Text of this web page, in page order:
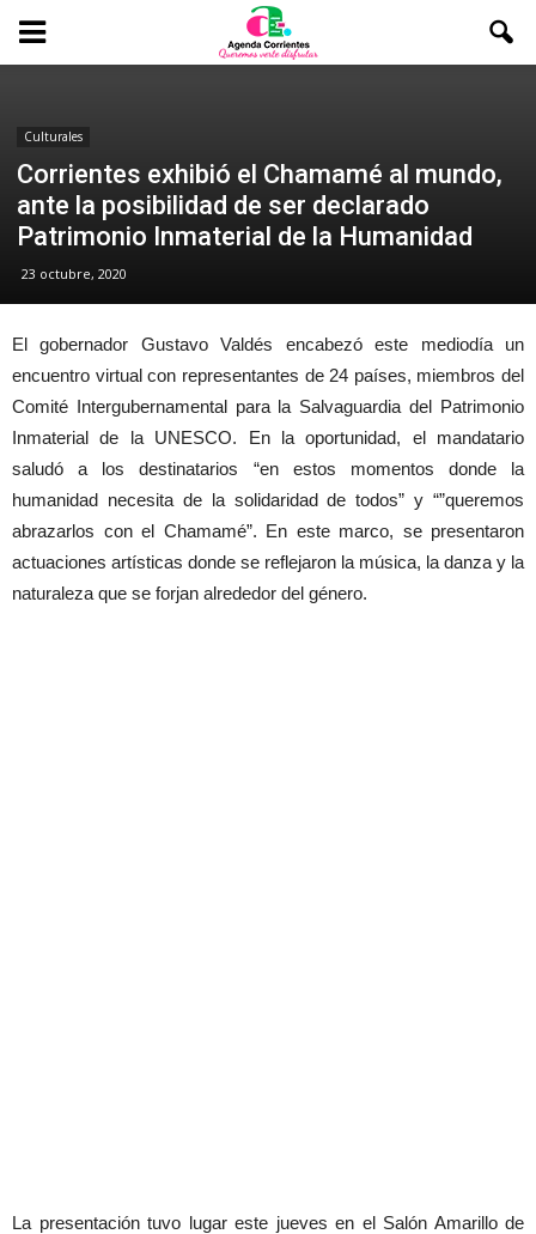
Culturales
Corrientes exhibió el Chamamé al mundo,
ante la posibilidad de ser declarado
Patrimonio Inmaterial de la Humanidad
23 octubre, 2020
El gobernador Gustavo Valdés encabezó este mediodía un
encuentro virtual con representantes de 24 países, miembros del
Comité Intergubernamental para la Salvaguardia del Patrimonio
Inmaterial de la UNESCO. En la oportunidad, el mandatario
saludó a los destinatarios “en estos momentos donde la
humanidad necesita de la solidaridad de todos” y “”queremos
abrazarlos con el Chamamé”. En este marco, se presentaron
actuaciones artísticas donde se reflejaron la música, la danza y la
naturaleza que se forjan alrededor del género.
La presentación tuvo lugar este jueves en el Salón Amarillo de